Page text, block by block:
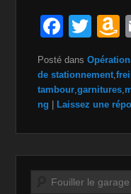
F
a
c
e
o
o
k
T
wi
tt
er z
o
is
Posté dans
de stationnement,
tambour,garnitures,
ng
Laissez une
Recherche